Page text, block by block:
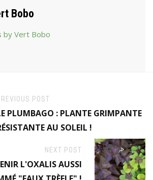
Bobo
by Vert Bobo
POST
PLUMBAGO : PLANTE GRIMPANTE
AU SOLEIL !
NEXT POST
L'OXALIS AUSSI